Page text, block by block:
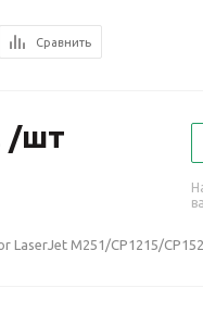
Сравнить
/шт
LaserJet M251/CP1215/